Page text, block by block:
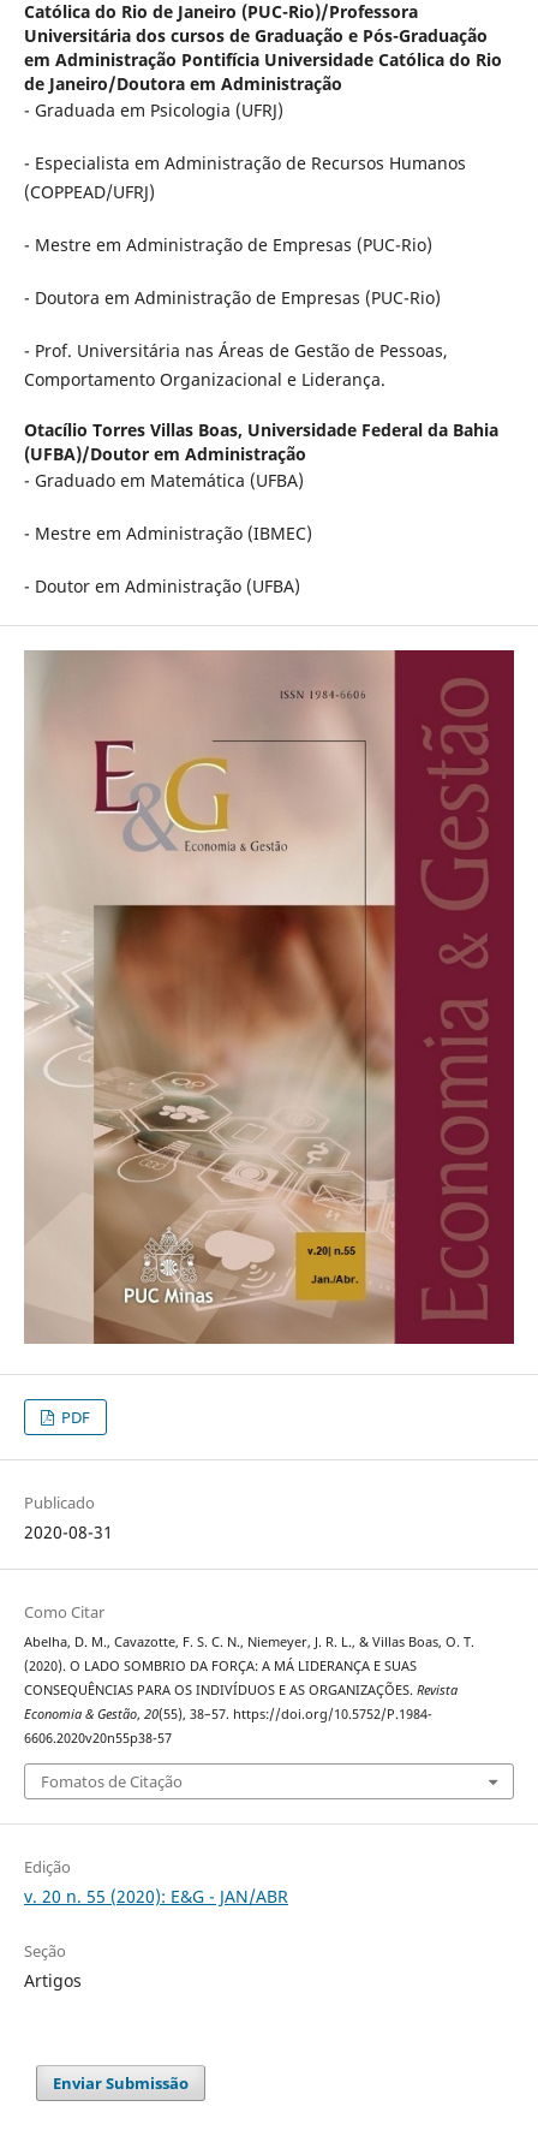
Católica do Rio de Janeiro (PUC-Rio)/Professora
Universitária dos cursos de Graduação e Pós-Graduação
em Administração Pontifícia Universidade Católica do Rio
de Janeiro/Doutora em Administração
- Graduada em Psicologia (UFRJ)
- Especialista em Administração de Recursos Humanos
(COPPEAD/UFRJ)
- Mestre em Administração de Empresas (PUC-Rio)
- Doutora em Administração de Empresas (PUC-Rio)
- Prof. Universitária nas Áreas de Gestão de Pessoas,
Comportamento Organizacional e Liderança.
Otacílio Torres Villas Boas, Universidade Federal da Bahia
(UFBA)/Doutor em Administração
- Graduado em Matemática (UFBA)
- Mestre em Administração (IBMEC)
- Doutor em Administração (UFBA)
PDF
Publicado
2020-08-31
Como Citar
Abelha, D. M., Cavazotte, F. S. C. N., Niemeyer, J. R. L., & Villas Boas, O. T.
(2020). O LADO SOMBRIO DA FORÇA: A MÁ LIDERANÇA E SUAS
CONSEQUÊNCIAS PARA OS INDIVÍDUOS E AS ORGANIZAÇÕES. Revista
Economia & Gestão, 20(55), 38–57. https://doi.org/10.5752/P.1984-
6606.2020v20n55p38-57
Fomatos de Citação
Edição
v. 20 n. 55 (2020): E&G - JAN/ABR
Seção
Artigos
Enviar Submissão